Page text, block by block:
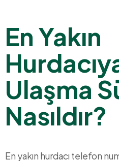
En Yakın
Ulaşma
Nasıldır?
En yakın hurdacı telefon